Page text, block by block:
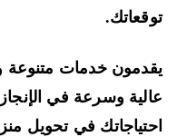
خدمات متنوعة
وسرعة في الإنجاز،
في تحويل